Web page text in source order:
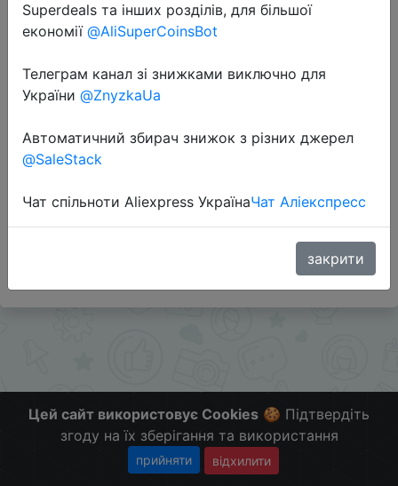
Промокод:"BGDISPENSERBP63"
Слідкуйте за знижками на мобільному, в телеграм
Цей сайт використовує Cookies 🍪 Підтвердіть
згоду на їх зберігання та використання
прийняти відхилити
Superdeals та інших розділів, для більшої
економії @AliSuperCoinsBot
Телеграм канал зі знижками виключно для
України @ZnyzkaUa
Автоматичний збирач знижок з різних джерел
@SaleStack
Чат спільноти Aliexpress УкраїнаЧат Аліекспресс
закрити